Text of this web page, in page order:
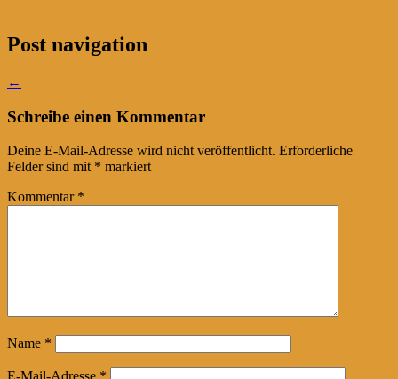
Post navigation
←
Schreibe einen Kommentar
Deine E-Mail-Adresse wird nicht veröffentlicht. Erforderliche
Felder sind mit * markiert
Kommentar *
Name *